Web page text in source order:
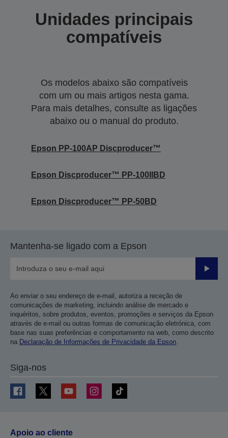
Unidades principais
compatíveis
Os modelos abaixo são compatíveis
com um ou mais artigos nesta gama.
Para mais detalhes, consulte as ligações
abaixo ou o manual do produto.
Epson PP-100AP Discproducer™
Epson Discproducer™ PP-100IIBD
Epson Discproducer™ PP-50BD
Mantenha-se ligado com a Epson
Enviar
Ao enviar o seu endereço de e-mail, autoriza a receção de
comunicações de marketing, incluindo análise de mercado e
inquéritos, sobre produtos, eventos, promoções e serviços da Epson
através de e-mail ou outras formas de comunicação eletrónica, com
base nas suas preferências e comportamento na web, como descrito
na Declaração de Informações de Privacidade da Epson.
Siga-nos
Apoio ao cliente